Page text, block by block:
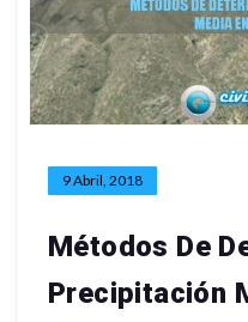
9 Abril, 2018
Métodos De
Precipitación